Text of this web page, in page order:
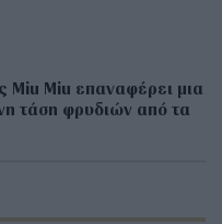
Miu Miu επαναφέρει μια
τάση φρυδιών από τα